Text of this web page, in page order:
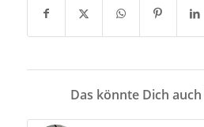
Das könnte Dich